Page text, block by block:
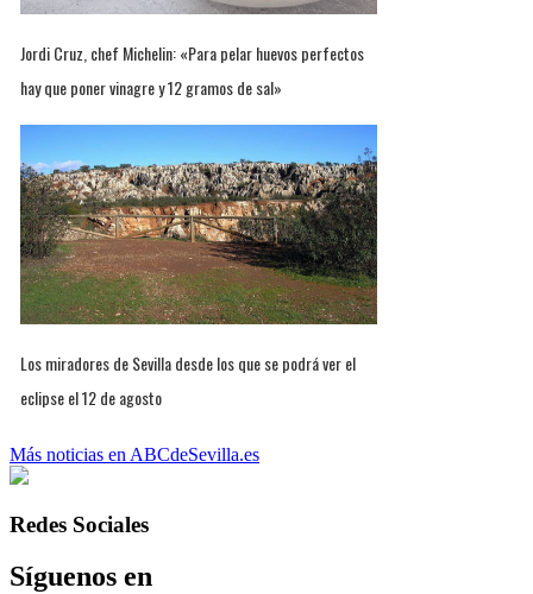
Jordi Cruz, chef Michelin: «Para pelar huevos perfectos
hay que poner vinagre y 12 gramos de sal»
Los miradores de Sevilla desde los que se podrá ver el
eclipse el 12 de agosto
Más noticias en ABCdeSevilla.es
Redes Sociales
Síguenos en